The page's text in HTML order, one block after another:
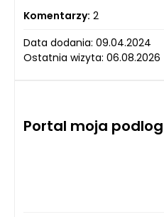
Komentarzy: 2
Data dodania: 09.04.2024
Ostatnia wizyta: 06.08.2026
Portal moja